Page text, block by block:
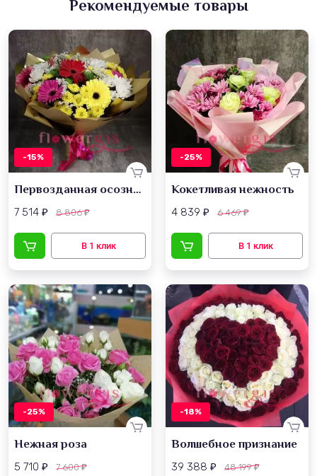
Рекомендуемые товары
-15%
Первозданная осознанность
7 514 ₽ 8 806₽
-25%
Кокетливая нежность
4 839 ₽ 6 469₽
-25%
Нежная роза
5 710 ₽ 7 600₽
-18%
Волшебное признание
39 388 ₽ 48 199₽